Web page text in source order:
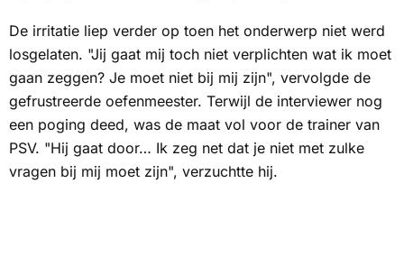
De irritatie liep verder op toen het onderwerp niet werd
losgelaten. "Jij gaat mij toch niet verplichten wat ik moet
gaan zeggen? Je moet niet bij mij zijn", vervolgde de
gefrustreerde oefenmeester. Terwijl de interviewer nog
een poging deed, was de maat vol voor de trainer van
PSV. "Hij gaat door… Ik zeg net dat je niet met zulke
vragen bij mij moet zijn", verzuchtte hij.